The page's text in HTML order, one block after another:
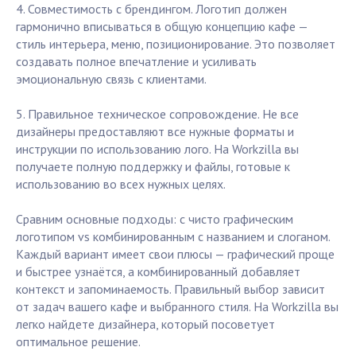
4. Совместимость с брендингом. Логотип должен
гармонично вписываться в общую концепцию кафе —
стиль интерьера, меню, позиционирование. Это позволяет
создавать полное впечатление и усиливать
эмоциональную связь с клиентами.
5. Правильное техническое сопровождение. Не все
дизайнеры предоставляют все нужные форматы и
инструкции по использованию лого. На Workzilla вы
получаете полную поддержку и файлы, готовые к
использованию во всех нужных целях.
Сравним основные подходы: c чисто графическим
логотипом vs комбинированным с названием и слоганом.
Каждый вариант имеет свои плюсы — графический проще
и быстрее узнаётся, а комбинированный добавляет
контекст и запоминаемость. Правильный выбор зависит
от задач вашего кафе и выбранного стиля. На Workzilla вы
легко найдете дизайнера, который посоветует
оптимальное решение.